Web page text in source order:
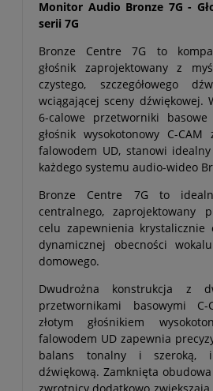
Monitor Audio Bronze 7G -
serii 7G
Bronze Centre 7G to
głośnik zaprojektowany z
czystego, szczegółowego
wciągającej sceny dźwiękowej.
6-calowe przetworniki
głośnik wysokotonowy C-
falowodem UD, stanowi
każdego systemu audio-wideo
Bronze Centre 7G to
centralnego, zaprojektowany
celu zapewnienia krystalicznie
dynamicznej obecności
domowego.
Dwudrożna konstrukcja z
przetwornikami basowymi
złotym głośnikiem
falowodem UD zapewnia
balans tonalny i szeroką,
dźwiękową. Zamknięta